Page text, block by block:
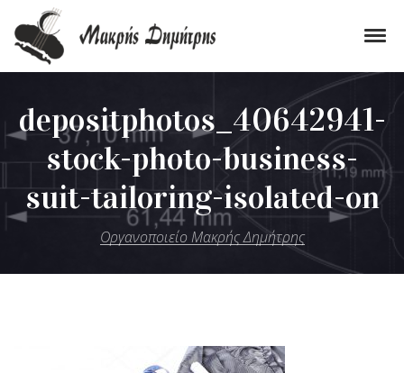
Skip to navigation
Skip to content
Οργανοποιείο Μακρής Δημήτρης
Εργαστήριο Κατασκευής Παραδοσιακών Μουσικών Οργάνων
depositphotos_40642941-
stock-photo-business-
suit-tailoring-isolated-on
Οργανοποιείο Μακρής Δημήτρης